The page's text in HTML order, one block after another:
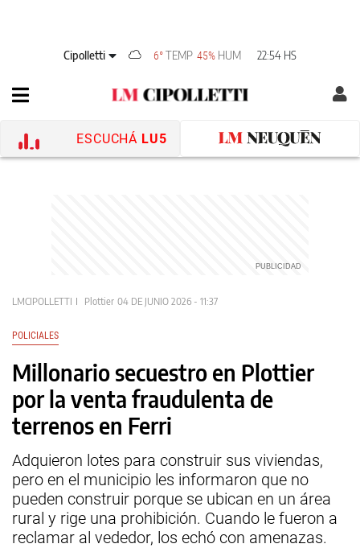
Cipolletti 6°TEMP 45% HUM 22:54 HS
ESCUCHÁ LU5
LMCIPOLLETTI Plottier 04 DE JUNIO 2026 - 11:37
POLICIALES
Millonario secuestro en Plottier
por la venta fraudulenta de
terrenos en Ferri
Adquieron lotes para construir sus viviendas,
pero en el municipio les informaron que no
pueden construir porque se ubican en un área
rural y rige una prohibición. Cuando le fueron a
reclamar al vededor, los echó con amenazas.